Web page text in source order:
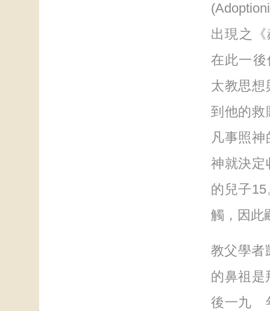
出現之《
在此一後
太教思想
到他的救
凡事照
神就決定
的兒子
觸，因此
教父學者
的鼻祖是
後一九